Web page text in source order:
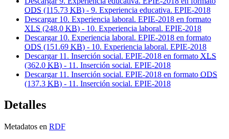
ODS (115.73 KB) - 9. Experiencia educativa. EPIE-2018
Descargar 10. Experiencia laboral. EPIE-2018 en formato
XLS (248.0 KB) - 10. Experiencia laboral. EPIE-2018
Descargar 10. Experiencia laboral. EPIE-2018 en formato
ODS (151.69 KB) - 10. Experiencia laboral. EPIE-2018
Descargar 11. Inserción social. EPIE-2018 en formato XLS
(362.0 KB) - 11. Inserción social. EPIE-2018
Descargar 11. Inserción social. EPIE-2018 en formato ODS
(137.3 KB) - 11. Inserción social. EPIE-2018
Detalles
Metadatos en RDF